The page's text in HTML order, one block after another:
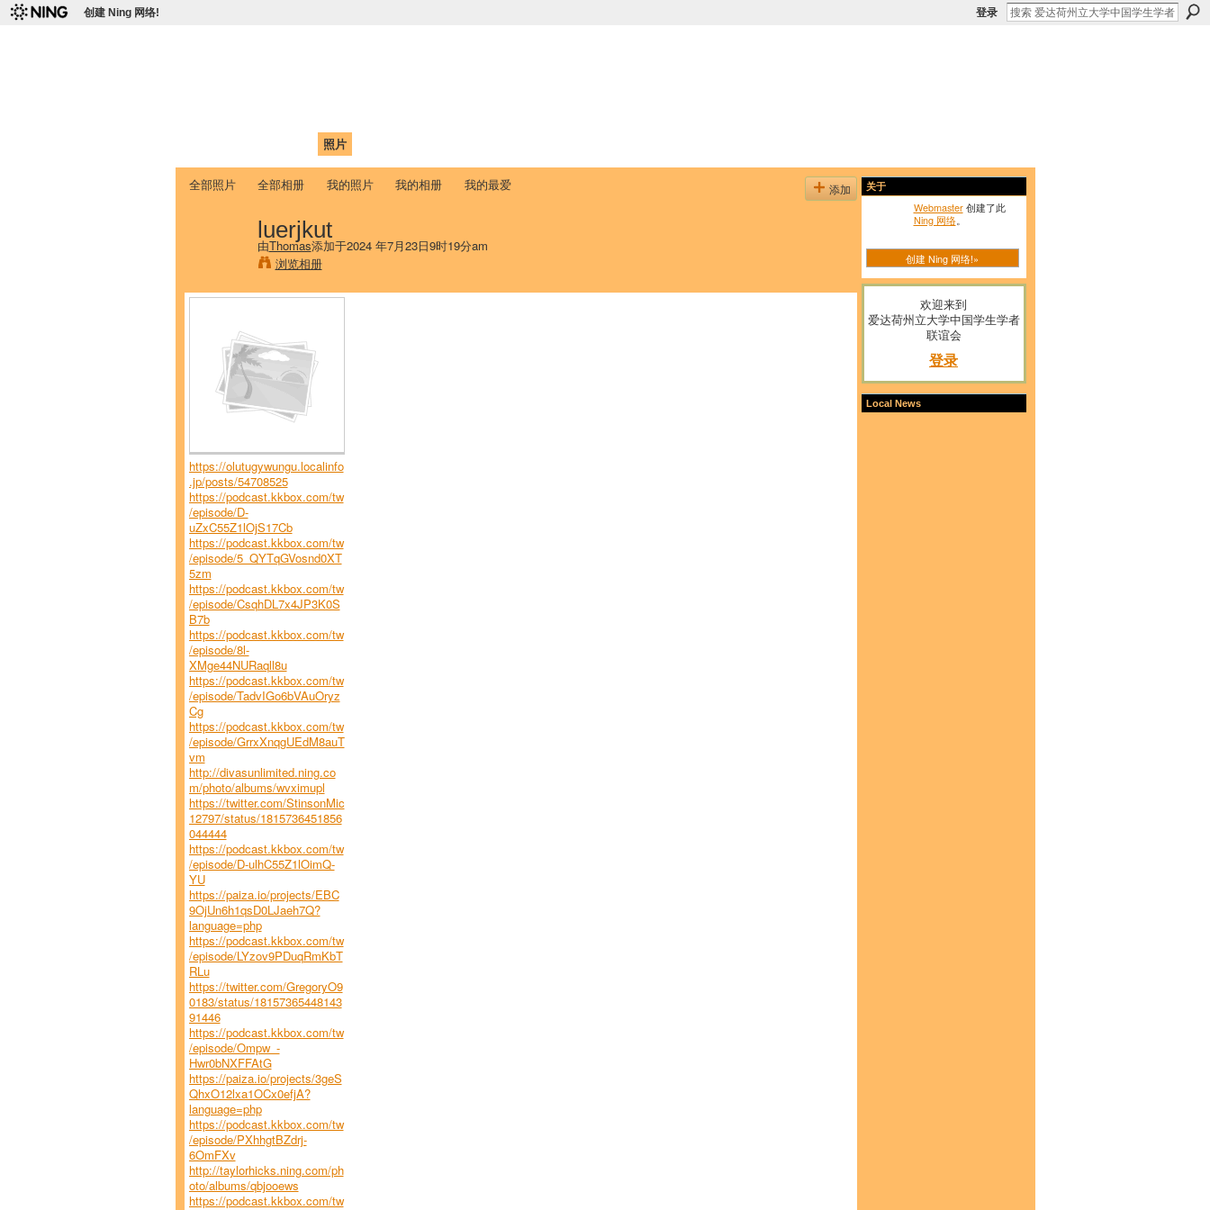
创建 Ning 网络! 登录
照片
全部照片 全部相册 我的照片 我的相册 我的最爱 添加
luerjkut
由Thomas添加于2024 年7月23日9时19分am
浏览相册
https://olutugywungu.localinfo
.jp/posts/54708525
https://podcast.kkbox.com/tw
/episode/D-
uZxC55Z1lOjS17Cb
https://podcast.kkbox.com/tw
/episode/5_QYTqGVosnd0XT
5zm
https://podcast.kkbox.com/tw
/episode/CsqhDL7x4JP3K0S
B7b
https://podcast.kkbox.com/tw
/episode/8l-
XMge44NURaqll8u
https://podcast.kkbox.com/tw
/episode/TadvIGo6bVAuOryz
Cg
https://podcast.kkbox.com/tw
/episode/GrrxXnqgUEdM8auT
vm
http://divasunlimited.ning.co
m/photo/albums/wvximupl
https://twitter.com/StinsonMic
12797/status/1815736451856
044444
https://podcast.kkbox.com/tw
/episode/D-ulhC55Z1lOimQ-
YU
https://paiza.io/projects/EBC
9OjUn6h1qsD0LJaeh7Q?
language=php
https://podcast.kkbox.com/tw
/episode/LYzov9PDuqRmKbT
RLu
https://twitter.com/GregoryO9
0183/status/18157365448143
91446
https://podcast.kkbox.com/tw
/episode/Ompw_-
Hwr0bNXFFAtG
https://paiza.io/projects/3geS
QhxO12lxa1OCx0efjA?
language=php
https://podcast.kkbox.com/tw
/episode/PXhhgtBZdrj-
6OmFXv
http://taylorhicks.ning.com/ph
oto/albums/qbjooews
https://podcast.kkbox.com/tw
关于
Webmaster创建了此
Ning 网络。
创建 Ning 网络!»
欢迎来到
爱达荷州立大学中国学生学者
联谊会
登录
Local News